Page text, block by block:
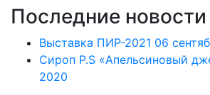
Последние новости
Выставка ПИР-2021 06
Сироп P.S «Апельсиновый
2020